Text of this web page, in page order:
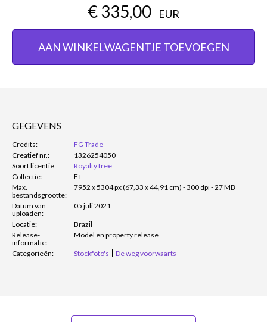
€ 335,00 EUR
AAN WINKELWAGENTJE TOEVOEGEN
GEGEVENS
Credits:
FG Trade
Creatief nr.:
1326254050
Soort licentie:
Royalty free
Collectie:
E+
Max.
bestandsgrootte:
7952 x 5304 px (67,33 x 44,91 cm) - 300 dpi - 27 MB
Datum van
uploaden:
05 juli 2021
Locatie:
Brazil
Release-
informatie:
Model en property release
Categorieën: Stockfoto's De weg voorwaarts